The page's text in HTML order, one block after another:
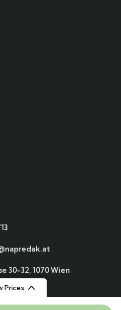
Prices
30-32, 1070 Wien